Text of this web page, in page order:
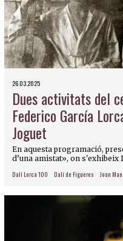
26.03.2025
Dues activitats del
Federico García
Joguet
En aquesta programació,
d’una amistat», on
Dalí Lorca 100 Dalí de Figueres Joan